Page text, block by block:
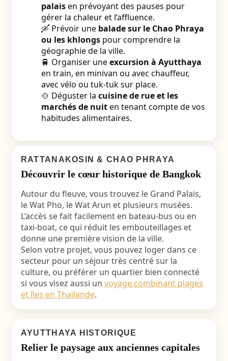
palaisen prévoyant des pauses pour
gérer la chaleur et l’affluence.
🛶 Prévoir une balade sur le Chao Phraya
ou les khlongspour comprendre la
géographie de la ville.
🚆 Organiser uneexcursion à Ayutthaya
en train, en minivan ou avec chauffeur,
avec vélo ou tuk-tuk sur place.
🍲 Déguster la cuisine de rue et les
marchés de nuiten tenant compte de vos
habitudes alimentaires.
RATTANAKOSIN & CHAO PHRAYA
Découvrir le cœur historique de Bangkok
Autour du fleuve, vous trouvez le Grand Palais,
le Wat Pho, le Wat Arun et plusieurs musées.
L’accès se fait facilement en bateau-bus ou en
taxi-boat, ce qui réduit les embouteillages et
donne une première vision de la ville.
Selon votre projet, vous pouvez loger dans ce
secteur pour un séjour très centré sur la
culture, ou préférer un quartier bien connecté
si vous visez aussi un voyage combinant plages
et îles en Thaïlande.
AYUTTHAYA HISTORIQUE
Relier le paysage aux anciennes capitales